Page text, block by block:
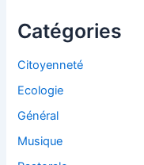
Catégories
Citoyenneté
Ecologie
Général
Musique